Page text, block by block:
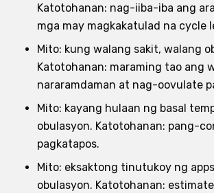
Katotohanan: nag-iiba-iba ang
mga may magkakatulad na cycle
Mito: kung walang sakit, walang
Katotohanan: maraming tao ang
nararamdaman at nag-oovulate
Mito: kayang hulaan ng basal
obulasyon. Katotohanan: pang-
pagkatapos.
Mito: eksaktong tinutukoy ng
obulasyon. Katotohanan: